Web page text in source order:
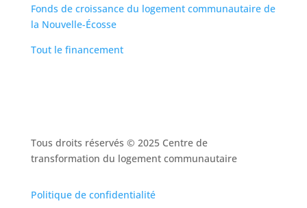
Fonds de croissance du logement communautaire de
la Nouvelle-Écosse
Tout le financement
Tous droits réservés © 2025 Centre de
transformation du logement communautaire
Politique de confidentialité